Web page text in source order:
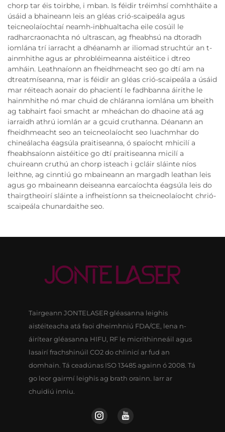
chorp tar éis toirbhe, i mban. Is féidir tréimhsí comhtháite a
úsáid a bhaineann leis an gléas crió-scaipeála agus
teicneolaíochtaí neamh-inbhualtacha eile cosúil le
radharcraonachta nó ultrascan, ag fheabhsú na dtoradh
iomlána trí iarracht a dhéanamh ar iliomad struchtúr an t-
ainmhithe agus ar phrobléimeanna aistéitice i dtreo
amháin. Leathnaíonn an fheidhmeacht seo go dtí am na
dtreatmíseanna, mar is féidir an gléas crió-scaipeála a úsáid
mar réiteach aonair do phacientí le fadhbanna áirithe le
hainmhithe nó mar chuid de chláranna iomlána um bheith
ag tabhairt faoi smacht ar mheáchan do dhaoine atá ag
iarraidh athrú iomlán ar a gcuid cruthanna. Déanann an
fheidhmeacht seo an teicneolaíocht seo luachmhar do
chineálacha éagsúla praitiseanna, ó spaíocht mhicilí a
fheabhsaíonn aistéitice go dtí praitiseanna micilí a
chuireann cruthú an chorp isteach i gcláir sláinte níos
leithne, ag cinntiú go mbaineann an margadh leathan leis
agus go mbaineann deiseanna earcaíochta éagsúla leis do
thairgtheoirí sláinte a infheistíonn sa theicneolaíocht chrió-
scaipeála chunardaithe seo.
Tairgeann JONTELASER gléasanna leighis
aistéiteacha atá faoi dheimhniú FDA/CE, lena n-
áirítear gléasanna HIFU, RF le micrithinneáil agus
lasairí frachshinúil CO2 do chlinicí ar fud an
domhain. Tá ceadúnas ISO 13485 againn ó 2008. Tá
go leor gairmí leighis ag brath orainn. Iarr ar
chuidiú inniu.